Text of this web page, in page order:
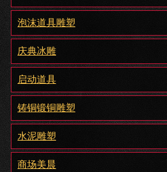
泡沫道具雕塑
庆典冰雕
启动道具
铸铜锻铜雕塑
水泥雕塑
商场美晨